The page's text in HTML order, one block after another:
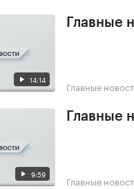
14:14
Главные
Главные
9:59
Главные
Главные